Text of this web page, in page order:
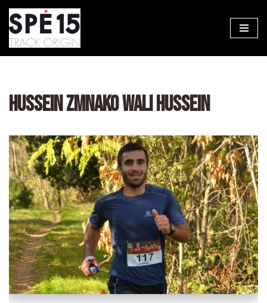
Aller
au
HUSSEIN ZMNAKO WALI HUSSEIN